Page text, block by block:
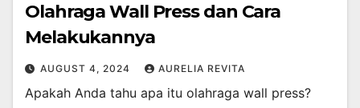
Olahraga Wall Press dan Cara
Melakukannya
AUGUST 4, 2024 AURELIA REVITA
Apakah Anda tahu apa itu olahraga wall press?